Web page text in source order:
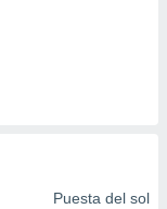
Puesta del sol